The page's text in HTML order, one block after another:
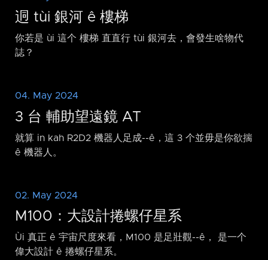
迵 tùi 銀河 ê 樓梯
你若是 ùi 這个 樓梯 直直行 tùi 銀河去，會發生啥物代
誌？
04. May 2024
3 台 輔助望遠鏡 AT
就算 in kah R2D2 機器人足成-⁠-ê，這 3 个並毋是你欲揣
ê 機器人。
02. May 2024
M100：大設計捲螺仔星系
Ùi 真正 ê 宇宙尺度來看，M100 是足壯觀-⁠-ê， 是一个
偉大設計 ê 捲螺仔星系。